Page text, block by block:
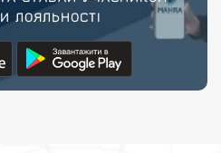
ЛОЯЛЬНОСТІ